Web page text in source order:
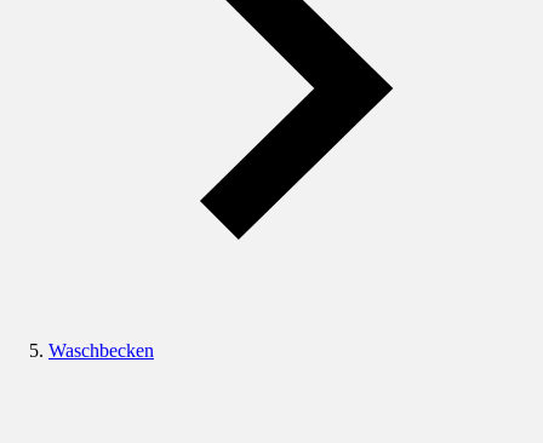
Waschbecken